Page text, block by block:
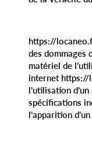
https://
des dommages
matériel de
internet https://
l’utilisation
spécifications
l’apparition